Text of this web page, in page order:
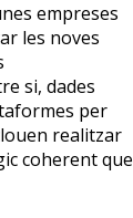
empreses
les noves
si, dades
per
realitzar
coherent que